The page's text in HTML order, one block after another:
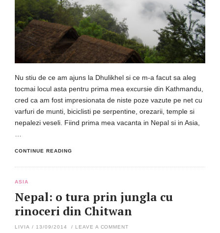
Nu stiu de ce am ajuns la Dhulikhel si ce m-a facut sa aleg
tocmai locul asta pentru prima mea excursie din Kathmandu,
cred ca am fost impresionata de niste poze vazute pe net cu
varfuri de munti, biciclisti pe serpentine, orezarii, temple si
nepalezi veseli. Fiind prima mea vacanta in Nepal si in Asia,
CONTINUE READING
ASIA
Nepal: o tura prin jungla cu
rinoceri din Chitwan
LIVIA / 13/09/2014 / LEAVE A COMMENT